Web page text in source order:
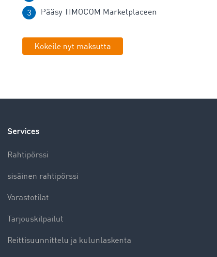
Pääsy TIMOCOM Marketplaceen
Kokeile nyt maksutta
Services
Rahtipörssi
sisäinen rahtipörssi
Varastotilat
Tarjouskilpailut
Reittisuunnittelu ja kulunlaskenta